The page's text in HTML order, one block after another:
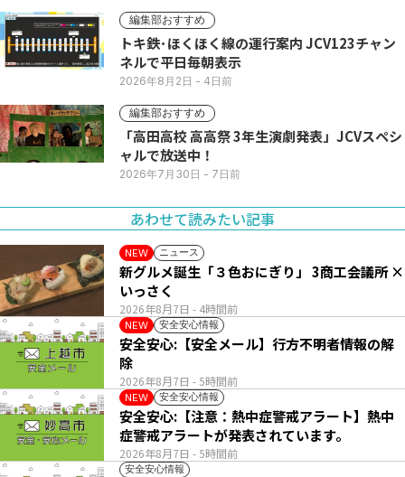
編集部おすすめ
トキ鉄･ほくほく線の運行案内 JCV123チャン
ネルで平日毎朝表示
2026年8月2日 - 4日前
編集部おすすめ
「高田高校 高高祭 3年生演劇発表」JCVスペシ
ャルで放送中！
2026年7月30日 - 7日前
あわせて読みたい記事
NEW ニュース
2026年8月7日 - 4時間前
新グルメ誕生「３色おにぎり」 3商工会議所 ×
いっさく
NEW 安全安心情報
2026年8月7日 - 5時間前
安全安心:【安全メール】行方不明者情報の解
除
NEW 安全安心情報
2026年8月7日 - 5時間前
安全安心:【注意：熱中症警戒アラート】熱中
症警戒アラートが発表されています。
安全安心情報